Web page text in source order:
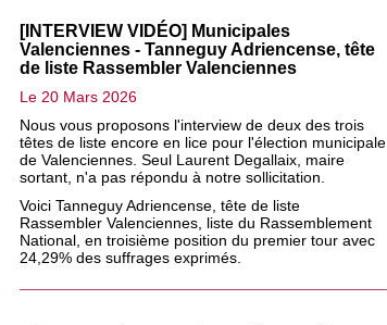
[INTERVIEW VIDÉO] Municipales
Valenciennes - Tanneguy Adriencense, tête
de liste Rassembler Valenciennes
Le 20 Mars 2026
Nous vous proposons l'interview de deux des trois
têtes de liste encore en lice pour l'élection municipale
de Valenciennes. Seul Laurent Degallaix, maire
sortant, n'a pas répondu à notre sollicitation.
Voici Tanneguy Adriencense, tête de liste
Rassembler Valenciennes, liste du Rassemblement
National, en troisième position du premier tour avec
24,29% des suffrages exprimés.